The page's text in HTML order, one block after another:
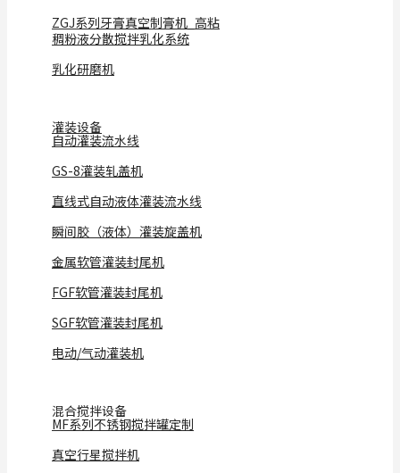
ZGJ系列牙膏真空制膏机_高粘
稠粉液分散搅拌乳化系统
乳化研磨机
灌装设备
自动灌装流水线
GS-8灌装轧盖机
直线式自动液体灌装流水线
瞬间胶（液体）灌装旋盖机
金属软管灌装封尾机
FGF软管灌装封尾机
SGF软管灌装封尾机
电动/气动灌装机
混合搅拌设备
MF系列不锈钢搅拌罐定制
真空行星搅拌机